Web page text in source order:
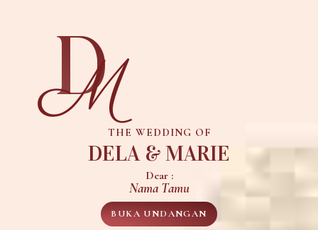
D
MTHE WEDDING OF
DELA & MARIE
Dear :
Nama Tamu
BUKA UNDANGAN